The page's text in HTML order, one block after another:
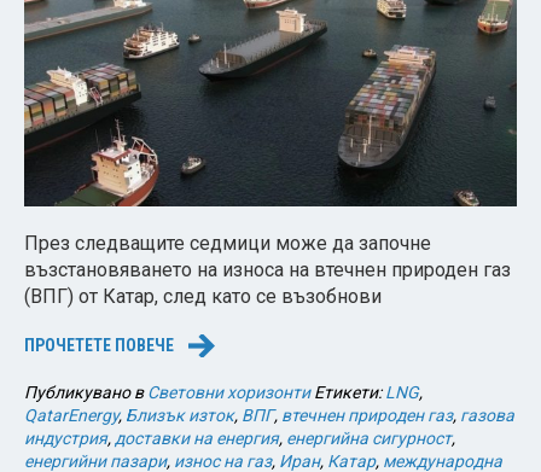
През следващите седмици може да започне
възстановяването на износа на втечнен природен газ
(ВПГ) от Катар, след като се възобнови
ПРОЧЕТЕТЕ ПОВЕЧЕ →
Публикувано вСветовни хоризонти Етикети:LNG,
QatarEnergy, Близък изток, ВПГ, втечнен природен газ, газова
индустрия, доставки на енергия, енергийна сигурност,
енергийни пазари, износ на газ, Иран, Катар, международна